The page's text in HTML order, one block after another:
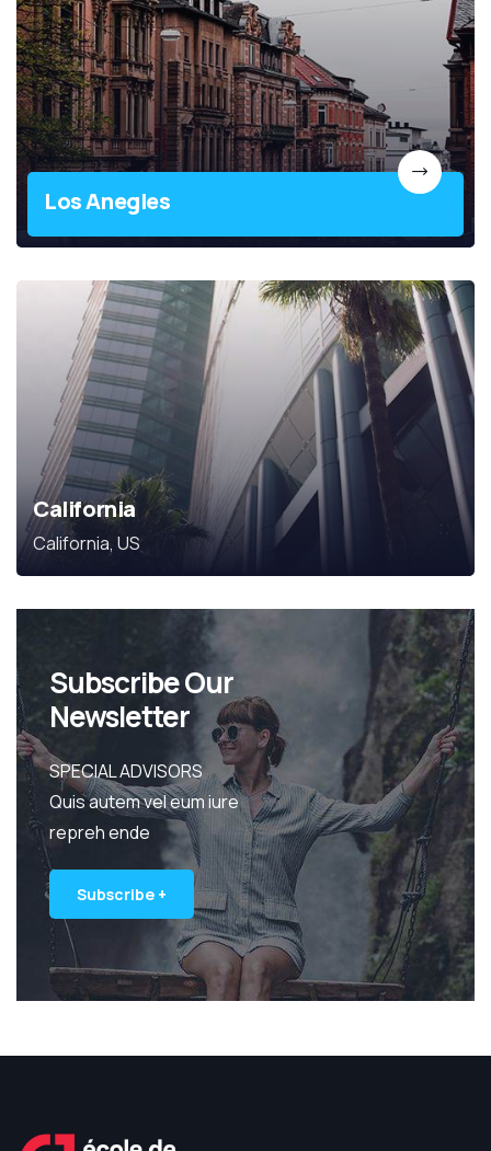
Los Anegles
California
California, US
Subscribe Our
Newsletter
SPECIAL ADVISORS
Quis autem vel eum iure
repreh ende
Subscribe +